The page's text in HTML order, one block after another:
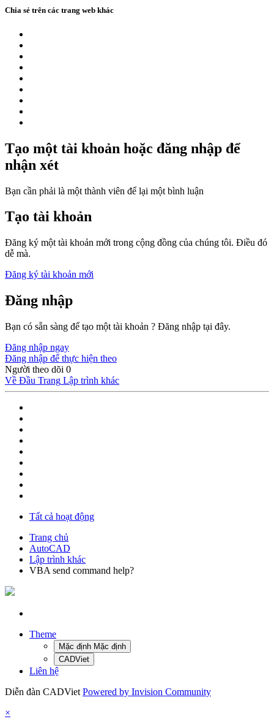
Chia sẻ trên các trang web khác
Tạo một tài khoản hoặc đăng nhập để
nhận xét
Bạn cần phải là một thành viên để lại một bình luận
Tạo tài khoản
Đăng ký một tài khoản mới trong cộng đồng của chúng tôi. Điều đó
dễ mà.
Đăng ký tài khoản mới
Đăng nhập
Bạn có sẵn sàng để tạo một tài khoản ? Đăng nhập tại đây.
Đăng nhập ngay
Đăng nhập để thực hiện theo
Người theo dõi 0
Về Đầu Trang Lập trình khác
Tất cả hoạt động
Trang chủ
AutoCAD
Lập trình khác
VBA send command help?
Theme
Mặc định Mặc định
CADViet
Liên hệ
Diễn đàn CADViet Powered by Invision Community
×